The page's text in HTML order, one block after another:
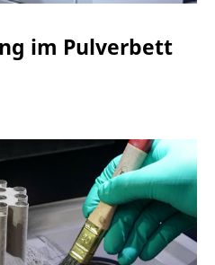
im Pulverbett